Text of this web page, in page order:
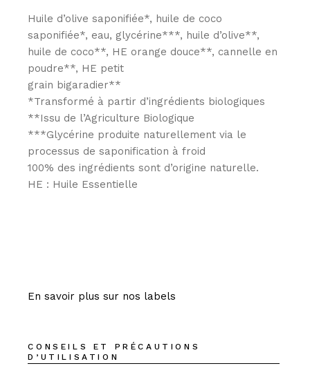
Huile d’olive saponifiée*, huile de coco
saponifiée*, eau, glycérine***, huile d’olive**,
huile de coco**, HE orange douce**, cannelle en
poudre**, HE petit
grain bigaradier**
*Transformé à partir d’ingrédients biologiques
**Issu de l’Agriculture Biologique
***Glycérine produite naturellement via le
processus de saponification à froid
100% des ingrédients sont d’origine naturelle.
HE : Huile Essentielle
En savoir plus sur nos labels
CONSEILS ET PRÉCAUTIONS
D’UTILISATION